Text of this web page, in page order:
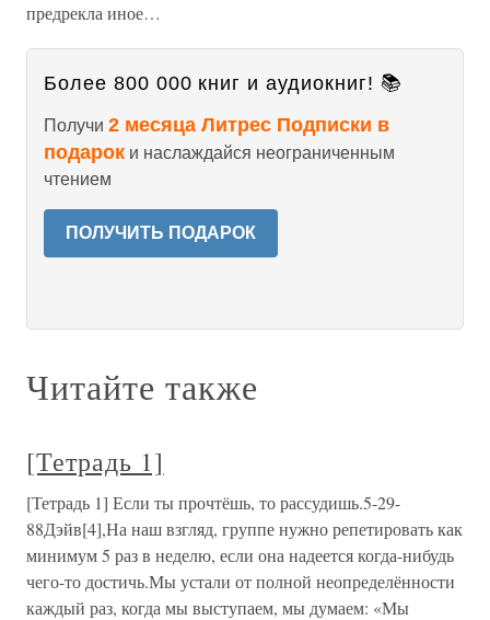
предрекла иное…
Более 800 000 книг и аудиокниг! 📚
Получи 2 месяца Литрес Подписки в
подарок и наслаждайся неограниченным
чтением
ПОЛУЧИТЬ ПОДАРОК
Читайте также
[Тетрадь 1]
[Тетрадь 1] Если ты прочтёшь, то рассудишь.5-29-
88Дэйв[4],На наш взгляд, группе нужно репетировать как
минимум 5 раз в неделю, если она надеется когда-нибудь
чего-то достичь.Мы устали от полной неопределённости
каждый раз, когда мы выступаем, мы думаем: «Мы